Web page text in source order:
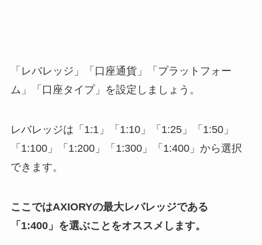
「レバレッジ」「口座通貨」「プラットフォー
ム」「口座タイプ」を設定しましょう。
レバレッジは「1:1」「1:10」「1:25」「1:50」
「1:100」「1:200」「1:300」「1:400」から選択
できます。
ここではAXIORYの最大レバレッジである
「1:400」を選ぶことをオススメします。